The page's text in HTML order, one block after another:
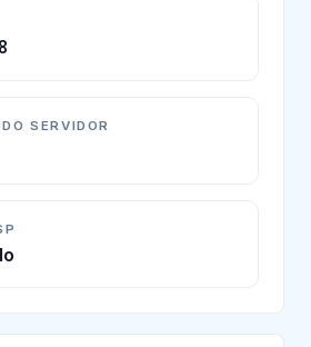
SERVIDOR